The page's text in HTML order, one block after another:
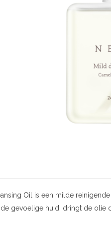
Oil is een milde
gevoelige huid, dringt de